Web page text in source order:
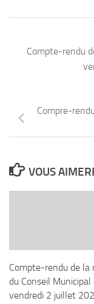
Compte-rendu
Compre-
VOUS
Compte-rendu de la
du Conseil Municipal
vendredi 2 juillet